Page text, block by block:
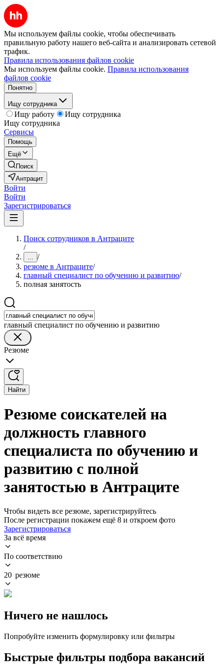
Мы используем файлы cookie, чтобы обеспечивать
правильную работу нашего веб-сайта и анализировать сетевой
трафик.
Правила использования файлов cookie
Мы используем файлы cookie. Правила использования
файлов cookie
Понятно
Ищу сотрудника
Ищу работу
Ищу сотрудника
Ищу сотрудника
Сервисы
Помощь
Ещё
Поиск
Антрацит
Войти
Войти
Зарегистрироваться
Поиск сотрудников в Антраците
/
... /
резюме в Антраците/
главный специалист по обучению и развитию/
полная занятость
главный специалист по обучению и развитию
Резюме
Найти
Резюме соискателей на
должность главного
специалиста по обучению и
развитию с полной
занятостью в Антраците
Чтобы видеть все резюме, зарегистрируйтесь
После регистрации покажем ещё 8 и откроем фото
Зарегистрироваться
За всё время
По соответствию
20 резюме
Ничего не нашлось
Попробуйте изменить формулировку или фильтры
Быстрые фильтры подбора вакансий